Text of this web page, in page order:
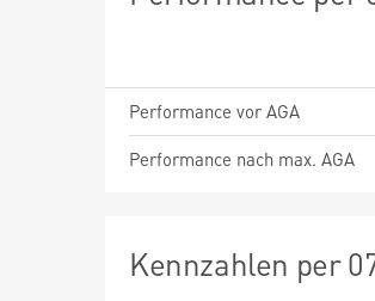
Performance vor AGA
Performance nach max. AGA
Kennzahlen per